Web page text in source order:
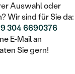
Auswahl oder
Wir sind für Sie da:
304 6690376
E-Mail an
Sie gern!